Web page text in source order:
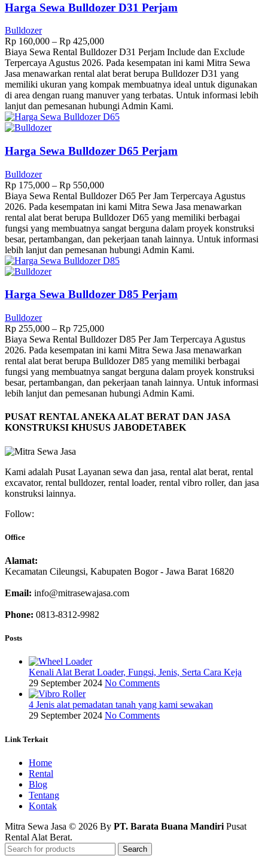
Harga Sewa Bulldozer D31 Perjam
Bulldozer
Rp 160,000 – Rp 425,000
Biaya Sewa Rental Bulldozer D31 Perjam Include dan Exclude
Terpercaya Agustus 2026. Pada kesempatan ini kami Mitra Sewa
Jasa menawarkan rental alat berat berupa Bulldozer D31 yang
memiliki ukuran yang kompak membuatnya ideal untuk digunakan
di area dengan ruang manuver yang terbatas. Untuk informasi lebih
lanjut dan pemesanan hubungi Admin Kami.
Harga Sewa Bulldozer D65 Perjam
Bulldozer
Rp 175,000 – Rp 550,000
Biaya Sewa Rental Bulldozer D65 Per Jam Terpercaya Agustus
2026. Pada kesempatan ini kami Mitra Sewa Jasa menawarkan
rental alat berat berupa Bulldozer D65 yang memiliki berbagai
fungsi yang membuatnya sangat berguna dalam proyek konstruksi
besar, pertambangan, dan pekerjaan tanah lainnya. Untuk informasi
lebih lanjut dan pemesanan hubungi Admin Kami.
Harga Sewa Bulldozer D85 Perjam
Bulldozer
Rp 255,000 – Rp 725,000
Biaya Sewa Rental Bulldozer D85 Per Jam Terpercaya Agustus
2026. Pada kesempatan ini kami Mitra Sewa Jasa menawarkan
rental alat berat berupa Bulldozer D85 yang memiliki berbagai
fungsi yang membuatnya sangat berguna dalam proyek konstruksi
besar, pertambangan, dan pekerjaan tanah lainnya. Untuk informasi
lebih lanjut dan pemesanan hubungi Admin Kami.
PUSAT RENTAL ANEKA ALAT BERAT DAN JASA
KONSTRUKSI KHUSUS JABODETABEK
Kami adalah Pusat Layanan sewa dan jasa, rental alat berat, rental
excavator, rental bulldozer, rental loader, rental vibro roller, dan jasa
konstruksi lainnya.
Follow:
Office
Alamat:
Kecamatan Cileungsi, Kabupaten Bogor - Jawa Barat 16820
Email: info@mitrasewajasa.com
Phone: 0813-8312-9982
Posts
Kenali Alat Berat Loader, Fungsi, Jenis, Serta Cara Keja
29 September 2024 No Comments
4 Jenis alat pemadatan tanah yang kami sewakan
29 September 2024 No Comments
Link Terkait
Home
Rental
Blog
Tentang
Kontak
Mitra Sewa Jasa © 2026 By PT. Barata Buana Mandiri Pusat
Rental Alat Berat.
Search